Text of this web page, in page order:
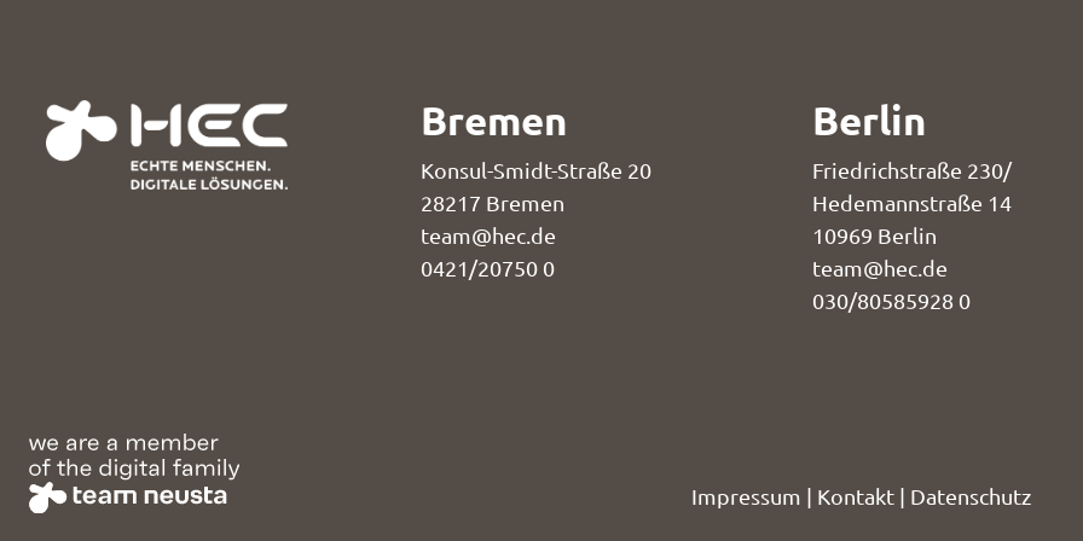
Bremen
Konsul-Smidt-Straße 20
28217 Bremen
team@hec.de
0421/20750 0
Berlin
Friedrichstraße 230/
Hedemannstraße 14
10969 Berlin
team@hec.de
030/80585928 0
Impressum Kontakt Datenschutz